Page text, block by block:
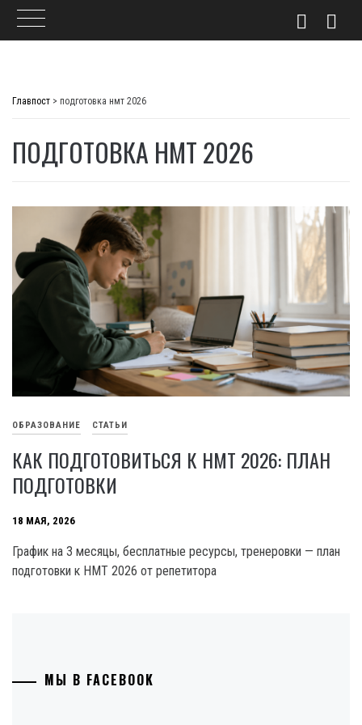
Главпост > подготовка нмт 2026
ПОДГОТОВКА НМТ 2026
ОБРАЗОВАНИЕ СТАТЬИ
КАК ПОДГОТОВИТЬСЯ К НМТ 2026: ПЛАН
ПОДГОТОВКИ
18 МАЯ, 2026
График на 3 месяцы, бесплатные ресурсы, тренеровки — план
подготовки к НМТ 2026 от репетитора
МЫ В FACEBOOK